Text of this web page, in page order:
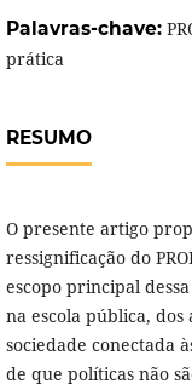
Palavras-chave:
prática
RESUMO
O presente artigo
ressignificação do
escopo principal
na escola pública,
sociedade conectada
de que políticas não